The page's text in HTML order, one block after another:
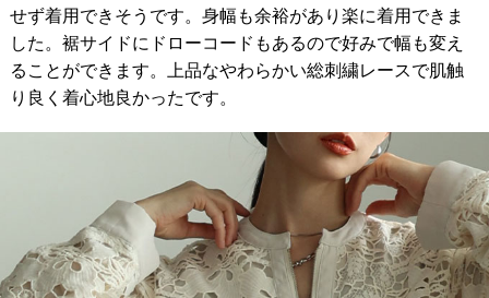
せず着用できそうです。身幅も余裕があり楽に着用できま
した。裾サイドにドローコードもあるので好みで幅も変え
ることができます。上品なやわらかい総刺繍レースで肌触
り良く着心地良かったです。